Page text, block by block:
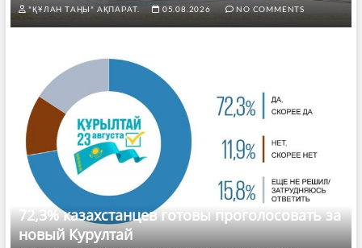
"ҚҰЛАН ТАҢЫ" АҚПАРАТ. 05.08.2026 NO COMMENTS
72,3% казахстанцев готовы проголосовать за
новый Курултай